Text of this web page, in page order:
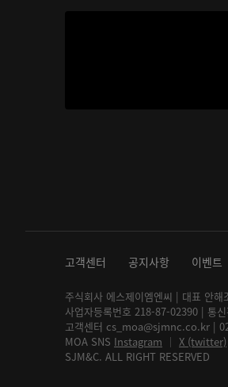
고객센터 공지사항 이벤트
주식회사 에스제이엠엔씨 | 대표 안
사업자등록번호 218-87-02390 | 통
고객센터 cs_moa@sjmnc.co.kr |
MOA SNS Instagram │ X (twitter)
SJM&C. ALL RIGHT RESERVED